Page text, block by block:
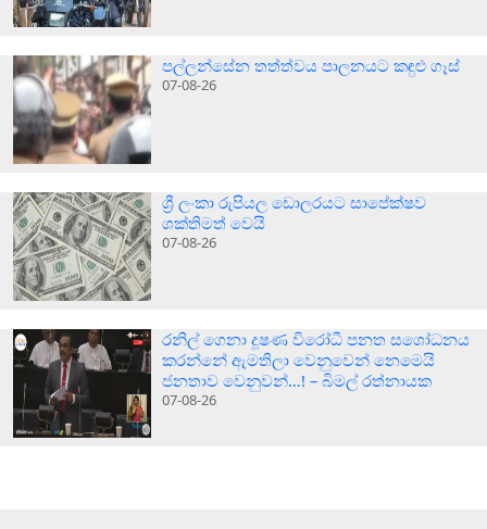
පල්ලන්සේන තත්ත්වය පාලනයට කඳුළු ගෑස්
07-08-26
ශ්‍රී ලංකා රුපියල ඩොලරයට සාපේක්ෂව
ශක්තිමත් වෙයි
07-08-26
රනිල් ගෙනා දූෂණ විරෝධී පනත සශෝධනය
කරන්නේ ඇමතිලා වෙනුවෙන් නෙමෙයි
ජනතාව වෙනුවන්…! – බිමල් රත්නායක
07-08-26